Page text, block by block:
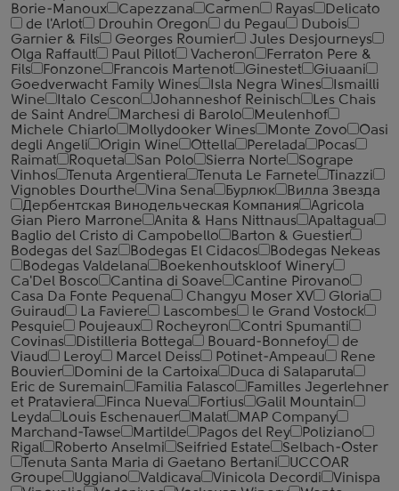
Borie-Manoux
Capezzana Carmen Rayas
Delicato
de l'Arlot
Drouhin Oregon du Pegau
Dubois
Garnier & Fils
Georges Roumier
Jules Desjourneys
Olga Raffault
Paul Pillot Vacheron
Ferraton Pere &
Fils
Fonzone Francois Martenot Ginestet
Giuaani
Goedverwacht Family Wines
Isla Negra Wines
Ismailli
Wine
Italo Cescon Johanneshof Reinisch
Les Chais
de Saint Andre
Marchesi di Barolo
Meulenhof
Michele Chiarlo
Mollydooker Wines Monte Zovo
Oasi
degli Angeli
Origin Wine Ottella Perelada
Pocas
Raimat
Roqueta San Polo Sierra Norte
Sogrape
Vinhos
Tenuta Argentiera Tenuta Le Farnete
Tinazzi
Vignobles Dourthe
Vina Sena Бурлюк
Вилла Звезда
Дербентская Винодельческая Компания
Agricola
Gian Piero Marrone
Anita & Hans Nittnaus
Apaltagua
Baglio del Cristo di Campobello
Barton & Guestier
Bodegas del Saz
Bodegas El Cidacos
Bodegas Nekeas
Bodegas Valdelana
Boekenhoutskloof Winery
Ca'Del Bosco
Cantina di Soave
Cantine Pirovano
Casa Da Fonte Pequena
Changyu Moser XV
Gloria
Guiraud
La Faviere Lascombes
le Grand Vostock
Pesquie
Poujeaux Rocheyron
Contri Spumanti
Covinas
Distilleria Bottega Bouard-Bonnefoy
de
Viaud
Leroy Marcel Deiss Potinet-Ampeau
Rene
Bouvier
Domini de la Cartoixa
Duca di Salaparuta
Eric de Suremain
Familia Falasco
Familles Jegerlehner
et Prataviera
Finca Nueva Fortius
Galil Mountain
Leyda
Louis Eschenauer Malat
MAP Company
Marchand-Tawse
Martilde Pagos del Rey
Poliziano
Rigal
Roberto Anselmi Seifried Estate
Selbach-Oster
Tenuta Santa Maria di Gaetano Bertani
UCCOAR
Groupe
Uggiano Valdicava Vinicola Decordi
Vinispa